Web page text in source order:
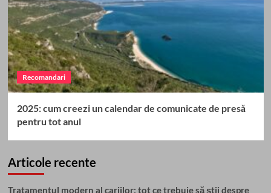
Recomandari
2025: cum creezi un calendar de comunicate de presă
pentru tot anul
Articole recente
Tratamentul modern al cariilor: tot ce trebuie să știi despre